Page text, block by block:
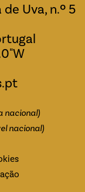
Uva, n.º 5
nacional)
nacional)